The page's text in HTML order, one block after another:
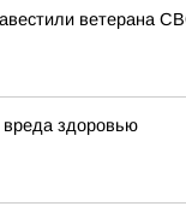
ветерана
вреда здоровью